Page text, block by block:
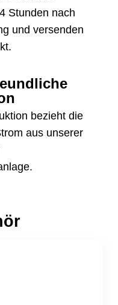
Stunden nach
und versenden
bezieht die
aus unserer